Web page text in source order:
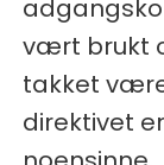
vært brukt
takket
direktivet